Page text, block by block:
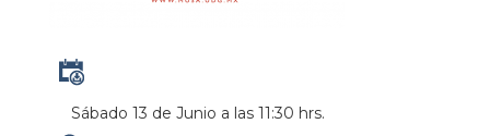
Sábado 13 de Junio a las 11:30 hrs.